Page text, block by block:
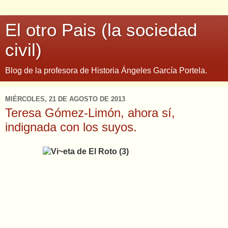
El otro Pais (la sociedad
civil)
Blog de la profesora de Historia Ángeles García Portela.
MIÉRCOLES, 21 DE AGOSTO DE 2013
Teresa Gómez-Limón, ahora sí,
indignada con los suyos.